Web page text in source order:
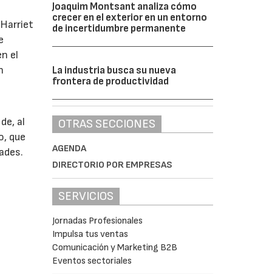
el
al
que
Joaquim Montsant analiza cómo
crecer en el exterior en un entorno
de incertidumbre permanente
La industria busca su nueva
frontera de productividad
OTRAS SECCIONES
AGENDA
DIRECTORIO POR EMPRESAS
SERVICIOS
Jornadas Profesionales
Impulsa tus ventas
Comunicación y Marketing B2B
Eventos sectoriales